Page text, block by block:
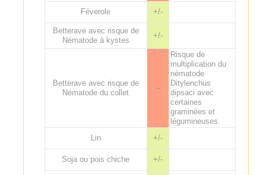
Féverole
+/-
Betterave avec risque de
Nématode à kystes
+/-
Betterave avec risque de
Nématode du collet
--
Risque de
multiplication du
nématode
Ditylenchus
dipsaci avec
certaines
graminées et
légumineuses.
Lin
+/-
Soja ou pois chiche +/-